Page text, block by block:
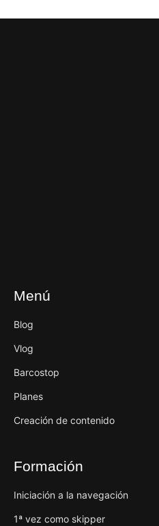
Menú
Blog
Vlog
Barcostop
Planes
Creación de contenido
Formación
Iniciación a la navegación
1ª vez como skipper